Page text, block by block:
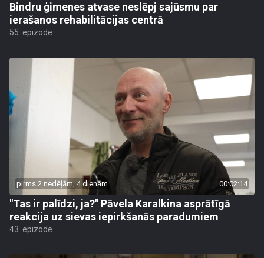
Bindru ģimenes atvase neslēpj sajūsmu par
ierašanos rehabilitācijas centrā
55. epizode
pirms 2 nedēļām, 4 dienām 00:02:14
"Tas ir palīdzi, ja?" Pāvela Karalkina asprātīgā
reakcija uz sievas iepirkšanās paradumiem
43. epizode